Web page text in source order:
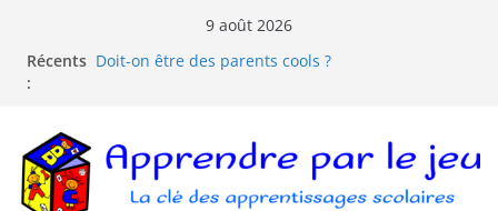
9 août 2026
Récents
:
Doit-on être des parents cools ?
La pédagogie Montessori est-elle ludique ?
Comprendre la courbe de l’oubli